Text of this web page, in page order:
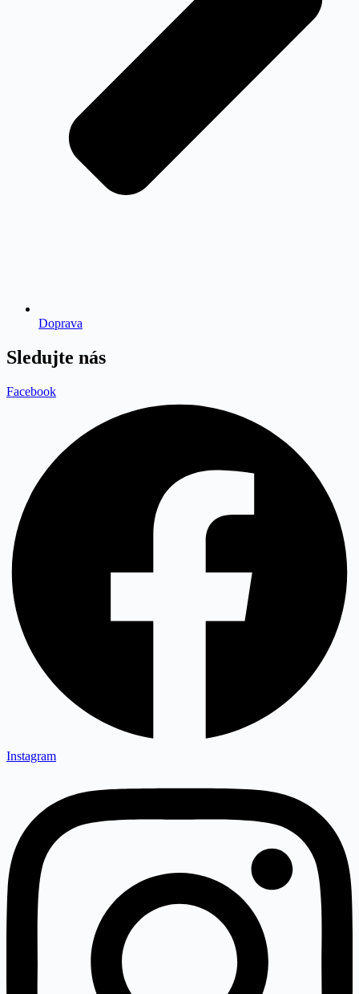
Doprava
Sledujte nás
Facebook
Instagram